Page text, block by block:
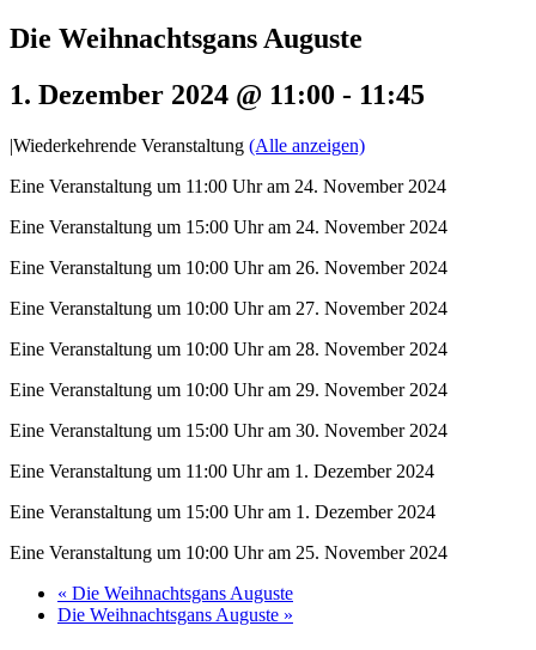
Die Weihnachtsgans Auguste
1. Dezember 2024 @ 11:00 - 11:45
|Wiederkehrende Veranstaltung (Alle anzeigen)
Eine Veranstaltung um 11:00 Uhr am 24. November 2024
Eine Veranstaltung um 15:00 Uhr am 24. November 2024
Eine Veranstaltung um 10:00 Uhr am 26. November 2024
Eine Veranstaltung um 10:00 Uhr am 27. November 2024
Eine Veranstaltung um 10:00 Uhr am 28. November 2024
Eine Veranstaltung um 10:00 Uhr am 29. November 2024
Eine Veranstaltung um 15:00 Uhr am 30. November 2024
Eine Veranstaltung um 11:00 Uhr am 1. Dezember 2024
Eine Veranstaltung um 15:00 Uhr am 1. Dezember 2024
Eine Veranstaltung um 10:00 Uhr am 25. November 2024
« Die Weihnachtsgans Auguste
Die Weihnachtsgans Auguste »